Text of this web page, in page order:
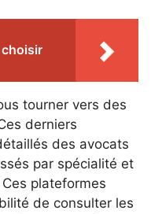
choisir
tourner vers des
derniers
des avocats
par spécialité et
plateformes
de consulter les